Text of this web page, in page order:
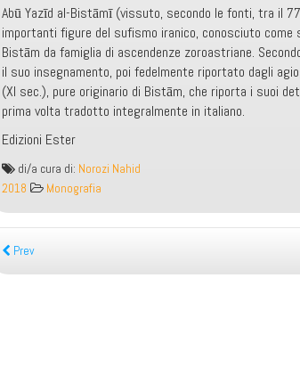
Abū Yazīd al-Bistāmī (vissuto, secondo le fonti, tra il
importanti figure del sufismo iranico, conosciuto
Bistām da famiglia di ascendenze zoroastriane.
il suo insegnamento, poi fedelmente riportato dagli
(XI sec.), pure originario di Bistām, che riporta i suoi
prima volta tradotto integralmente in italiano.
Edizioni Ester
Il
libro
Luce.
Fatti
di/a cura di: Norozi Nahid
2018
Monografia
Prev